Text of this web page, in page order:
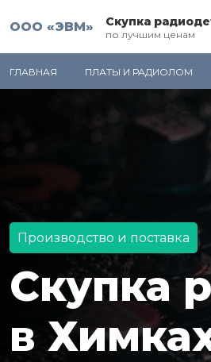
ООО «ЭВМ» Скупка
по лучшим ценам
ГЛАВНАЯ ПЛАТЫ И РАДИОЛОМ
Производство и поставка
Скупка
в